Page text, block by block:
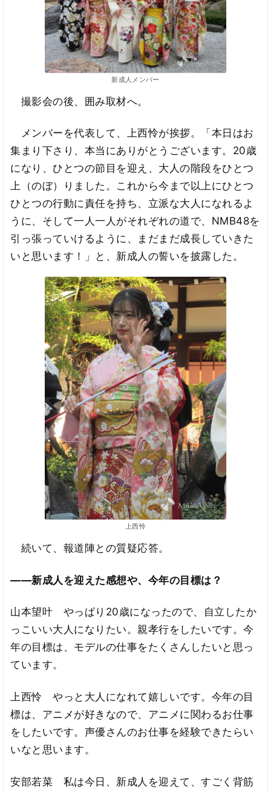
新成人メンバー
撮影会の後、囲み取材へ。
メンバーを代表して、上西怜が挨拶。「本日はお
集まり下さり、本当にありがとうございます。20歳
になり、ひとつの節目を迎え、大人の階段をひとつ
上（のぼ）りました。これから今まで以上にひとつ
ひとつの行動に責任を持ち、立派な大人になれるよ
うに、そして一人一人がそれぞれの道で、NMB48を
引っ張っていけるように、まだまだ成長していきた
いと思います！」と、新成人の誓いを披露した。
上西怜
続いて、報道陣との質疑応答。
――新成人を迎えた感想や、今年の目標は？
山本望叶 やっぱり20歳になったので、自立したか
っこいい大人になりたい。親孝行をしたいです。今
年の目標は、モデルの仕事をたくさんしたいと思っ
ています。
上西怜 やっと大人になれて嬉しいです。今年の目
標は、アニメが好きなので、アニメに関わるお仕事
をしたいです。声優さんのお仕事を経験できたらい
いなと思います。
安部若菜 私は今日、新成人を迎えて、すごく背筋